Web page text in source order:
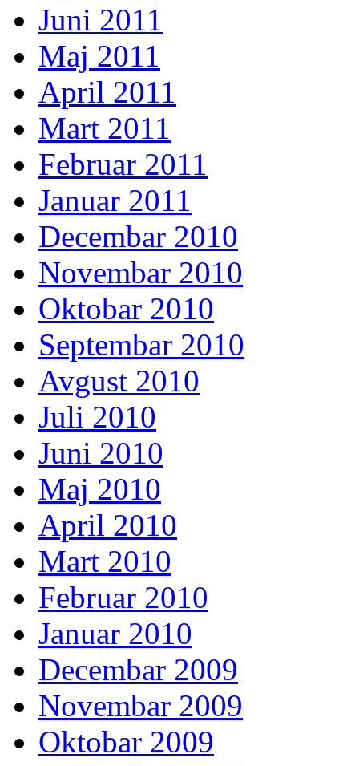
Juni 2011
Maj 2011
April 2011
Mart 2011
Februar 2011
Januar 2011
Decembar 2010
Novembar 2010
Oktobar 2010
Septembar 2010
Avgust 2010
Juli 2010
Juni 2010
Maj 2010
April 2010
Mart 2010
Februar 2010
Januar 2010
Decembar 2009
Novembar 2009
Oktobar 2009